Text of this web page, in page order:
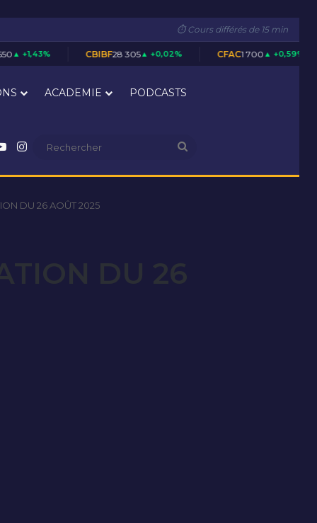
⏱ Cours différés de 15 min
CBIBF28 305 ▲ +0,02% CFAC1 700 ▲ +0,59% CIEC5
ACADEMIE PODCASTS
YouTube
Instagram
DU 26 AOÛT 2025